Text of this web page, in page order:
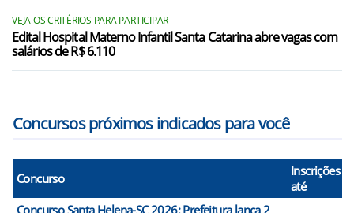
Flor do Sertão/SC
Guaraciaba/SC
VEJA OS CRITÉRIOS PARA PARTICIPAR
Edital Hospital Materno Infantil Santa Catarina abre vagas com
salários de R$ 6.110
Concursos próximos indicados para você
Concurso
Inscrições
até
Concurso Santa Helena-SC 2026: Prefeitura lança 2